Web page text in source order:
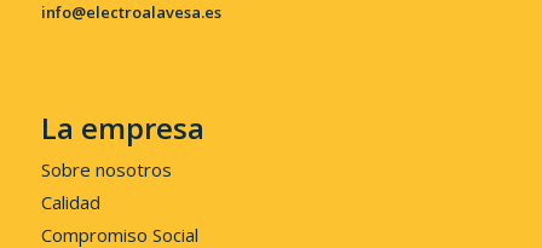
info@electroalavesa.es
La empresa
Sobre nosotros
Calidad
Compromiso Social